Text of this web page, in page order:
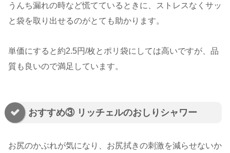
うんち漏れの時など慌てているときに、ストレスなくサッ
と袋を取り出せるのがとても助かります。
単価にすると約2.5円/枚とポリ袋にしては高いですが、品
質も良いので満足しています。
おすすめ③ リッチェルのおしりシャワー
お尻のかぶれが気になり、お尻拭きの刺激を減らせないか